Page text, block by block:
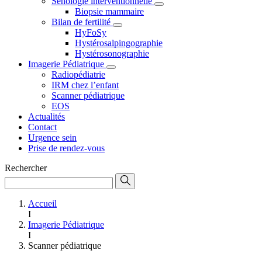
Biopsie mammaire
Bilan de fertilité
HyFoSy
Hystérosalpingographie
Hystérosonographie
Imagerie Pédiatrique
Radiopédiatrie
IRM chez l’enfant
Scanner pédiatrique
EOS
Actualités
Contact
Urgence sein
Prise de rendez-vous
Rechercher
Accueil
I
Imagerie Pédiatrique
I
Scanner pédiatrique